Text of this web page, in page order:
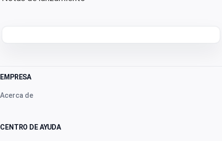
EMPRESA
Acerca de
CENTRO DE AYUDA